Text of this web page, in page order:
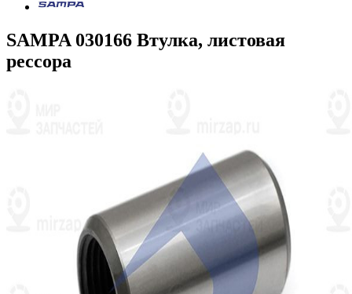
SAMPA 030166 Втулка, листовая
рессора